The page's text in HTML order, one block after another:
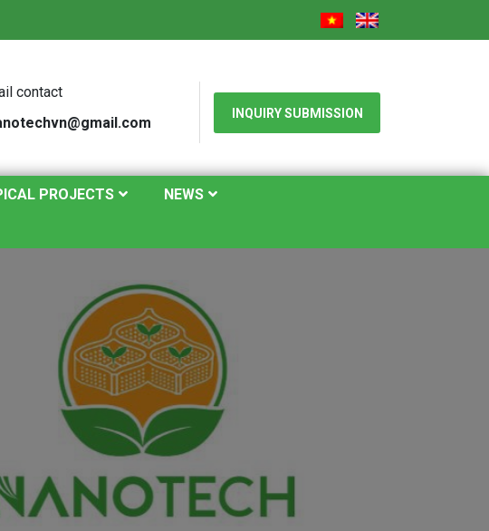
contact
INQUIRY SUBMISSION
PROJECTS NEWS